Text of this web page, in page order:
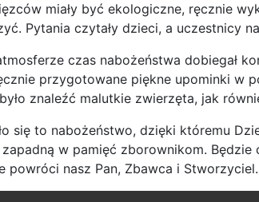
miały być ekologiczne, ręcznie
Pytania czytały dzieci, a uczestnicy
czas nabożeństwa dobiegał
przygotowane piękne upominki w
znaleźć malutkie zwierzęta, jak
się to nabożeństwo, dzięki któremu
w pamięć zborownikom.
powróci nasz Pan, Zbawca i Stworzyciel.